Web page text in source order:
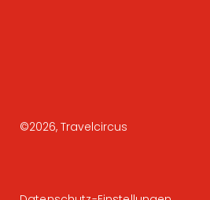
©2026, Travelcircus